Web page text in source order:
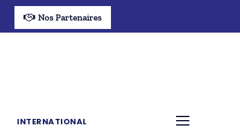
Nos Partenaires
INTERNATIONAL